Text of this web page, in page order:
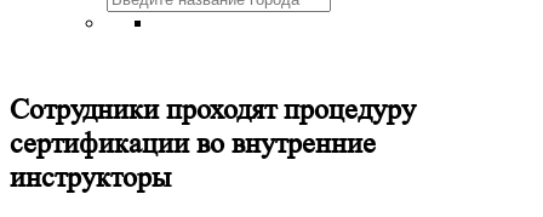
Сотрудники проходят процедуру
сертификации во внутренние
инструкторы